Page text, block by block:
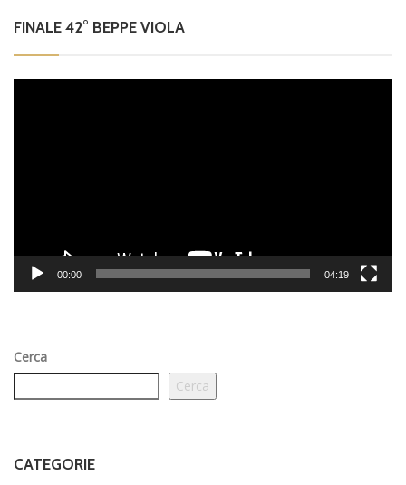
FINALE 42° BEPPE VIOLA
00:00 04:19
Cerca
Cerca
CATEGORIE